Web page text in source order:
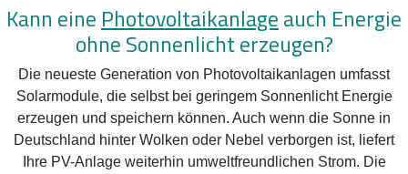
Kann eine Photovoltaikanlageauch Energie
ohne Sonnenlicht erzeugen?
Die neueste Generation von Photovoltaikanlagen umfasst
Solarmodule, die selbst bei geringem Sonnenlicht Energie
erzeugen und speichern können. Auch wenn die Sonne in
Deutschland hinter Wolken oder Nebel verborgen ist, liefert
Ihre PV-Anlage weiterhin umweltfreundlichen Strom. Die